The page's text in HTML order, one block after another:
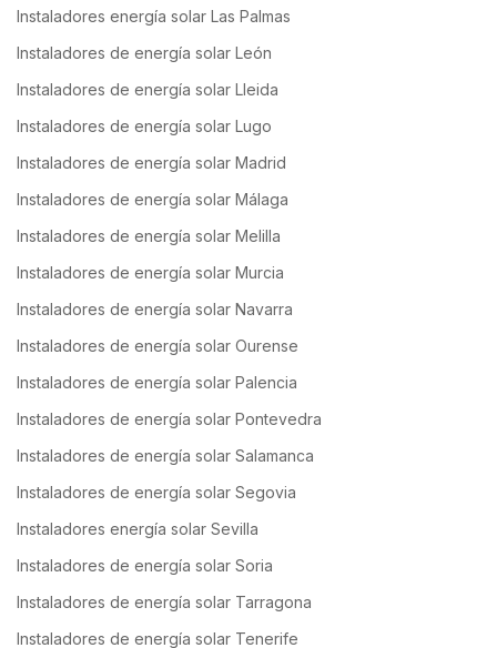
Instaladores energía solar Las Palmas
Instaladores de energía solar León
Instaladores de energía solar Lleida
Instaladores de energía solar Lugo
Instaladores de energía solar Madrid
Instaladores de energía solar Málaga
Instaladores de energía solar Melilla
Instaladores de energía solar Murcia
Instaladores de energía solar Navarra
Instaladores de energía solar Ourense
Instaladores de energía solar Palencia
Instaladores de energía solar Pontevedra
Instaladores de energía solar Salamanca
Instaladores de energía solar Segovia
Instaladores energía solar Sevilla
Instaladores de energía solar Soria
Instaladores de energía solar Tarragona
Instaladores de energía solar Tenerife